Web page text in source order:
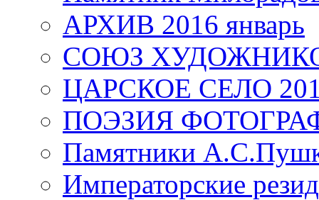
АРХИВ 2016 январь
СОЮЗ
ЦАРСКОЕ СЕЛО
ПОЭЗИЯ
Памятники
Императорские